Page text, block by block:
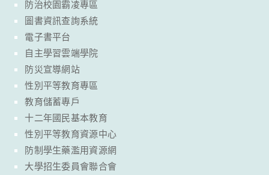
防治校園霸凌專區
圖書資訊查詢系統
電子書平台
自主學習雲端學院
防災宣導網站
性別平等教育專區
教育儲蓄專戶
十二年國民基本教育
性別平等教育資源中心
防制學生藥濫用資源網
大學招生委員會聯合會